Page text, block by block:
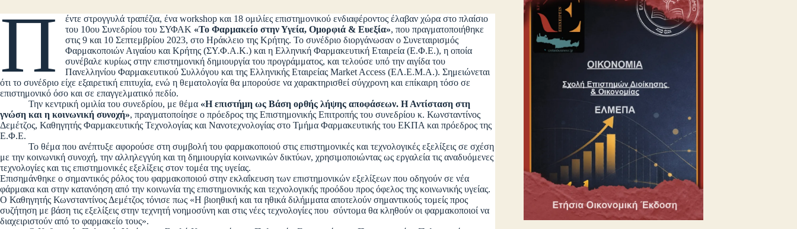
Π
έντε στρογγυλά τραπέζια, ένα workshop και 18 ομιλίες επιστημονικού ενδιαφέροντος έλαβαν χώρα στο πλαίσιο
του 10ου Συνεδρίου του ΣΥΦΑΚ «Το Φαρμακείο στην Υγεία, Ομορφιά & Ευεξία», που πραγματοποιήθηκε
στις 9 και 10 Σεπτεμβρίου 2023, στο Ηράκλειο της Κρήτης. Το συνέδριο διοργάνωσαν ο Συνεταιρισμός
Φαρμακοποιών Αιγαίου και Κρήτης (ΣΥ.Φ.Α.Κ.) και η Ελληνική Φαρμακευτική Εταιρεία (Ε.Φ.Ε.), η οποία
συνέβαλε κυρίως στην επιστημονική δημιουργία του προγράμματος, και τελούσε υπό την αιγίδα του
Πανελληνίου Φαρμακευτικού Συλλόγου και της Ελληνικής Εταιρείας Market Access (ΕΛ.Ε.Μ.Α.). Σημειώνεται
ότι το συνέδριο είχε εξαιρετική επιτυχία, ενώ η θεματολογία θα μπορούσε να χαρακτηρισθεί σύγχρονη και επίκαιρη τόσο σε
επιστημονικό όσο και σε επαγγελματικό πεδίο.
Την κεντρική ομιλία του συνεδρίου, με θέμα «Η επιστήμη ως Βάση ορθής λήψης αποφάσεων. Η Αντίσταση στη
γνώση και η κοινωνική συνοχή», πραγματοποίησε ο πρόεδρος της Επιστημονικής Επιτροπής του συνεδρίου κ. Κωνσταντίνος
Δεμέτζος, Καθηγητής Φαρμακευτικής Τεχνολογίας και Νανοτεχνολογίας στο Τμήμα Φαρμακευτικής του ΕΚΠΑ και πρόεδρος της
Ε.Φ.Ε.
Το θέμα που ανέπτυξε αφορούσε στη συμβολή του φαρμακοποιού στις επιστημονικές και τεχνολογικές εξελίξεις σε σχέση
με την κοινωνική συνοχή, την αλληλεγγύη και τη δημιουργία κοινωνικών δικτύων, χρησιμοποιώντας ως εργαλεία τις αναδυόμενες
τεχνολογίες και τις επιστημονικές εξελίξεις στον τομέα της υγείας.
Επισημάνθηκε ο σημαντικός ρόλος του φαρμακοποιού στην εκλαΐκευση των επιστημονικών εξελίξεων που οδηγούν σε νέα
φάρμακα και στην κατανόηση από την κοινωνία της επιστημονικής και τεχνολογικής προόδου προς όφελος της κοινωνικής υγείας.
Ο Καθηγητής Κωνσταντίνος Δεμέτζος τόνισε πως «Η βιοηθική και τα ηθικά διλήμματα αποτελούν σημαντικούς τομείς προς
συζήτηση με βάση τις εξελίξεις στην τεχνητή νοημοσύνη και στις νέες τεχνολογίες που σύντομα θα κληθούν οι φαρμακοποιοί να
διαχειριστούν από το φαρμακείο τους».